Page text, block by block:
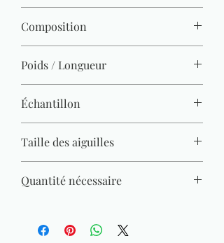
Composition
Poids / Longueur
Échantillon
Taille des aiguilles
Quantité nécessaire